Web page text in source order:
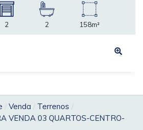
2 2 158m²
Venda
Terrenos
VENDA 03 QUARTOS-CENTRO-